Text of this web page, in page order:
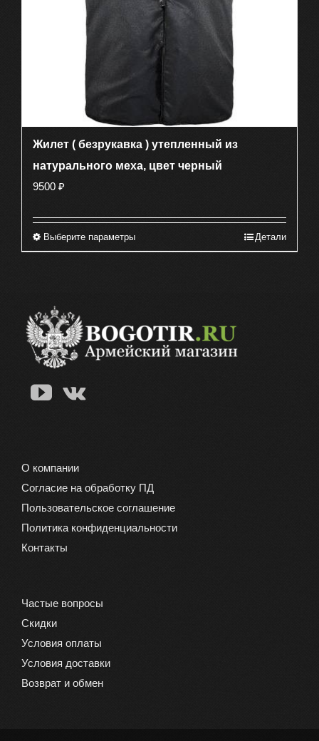
странице
товара.
Жилет ( безрукавка ) утепленный из
натурального меха, цвет черный
9500 ₽
Выберите параметрыЭтот
Опции
можно
Детали
О компании
Согласие на обработку ПД
Пользовательское соглашение
Политика конфиденциальности
Контакты
Частые вопросы
Скидки
Условия оплаты
Условия доставки
Возврат и обмен